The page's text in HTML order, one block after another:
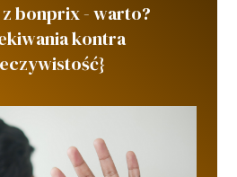
bonprix - warto?
kontra